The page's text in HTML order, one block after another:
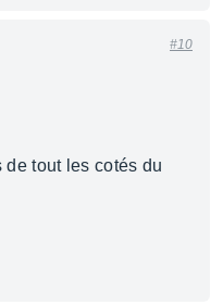
#10
tout les cotés du